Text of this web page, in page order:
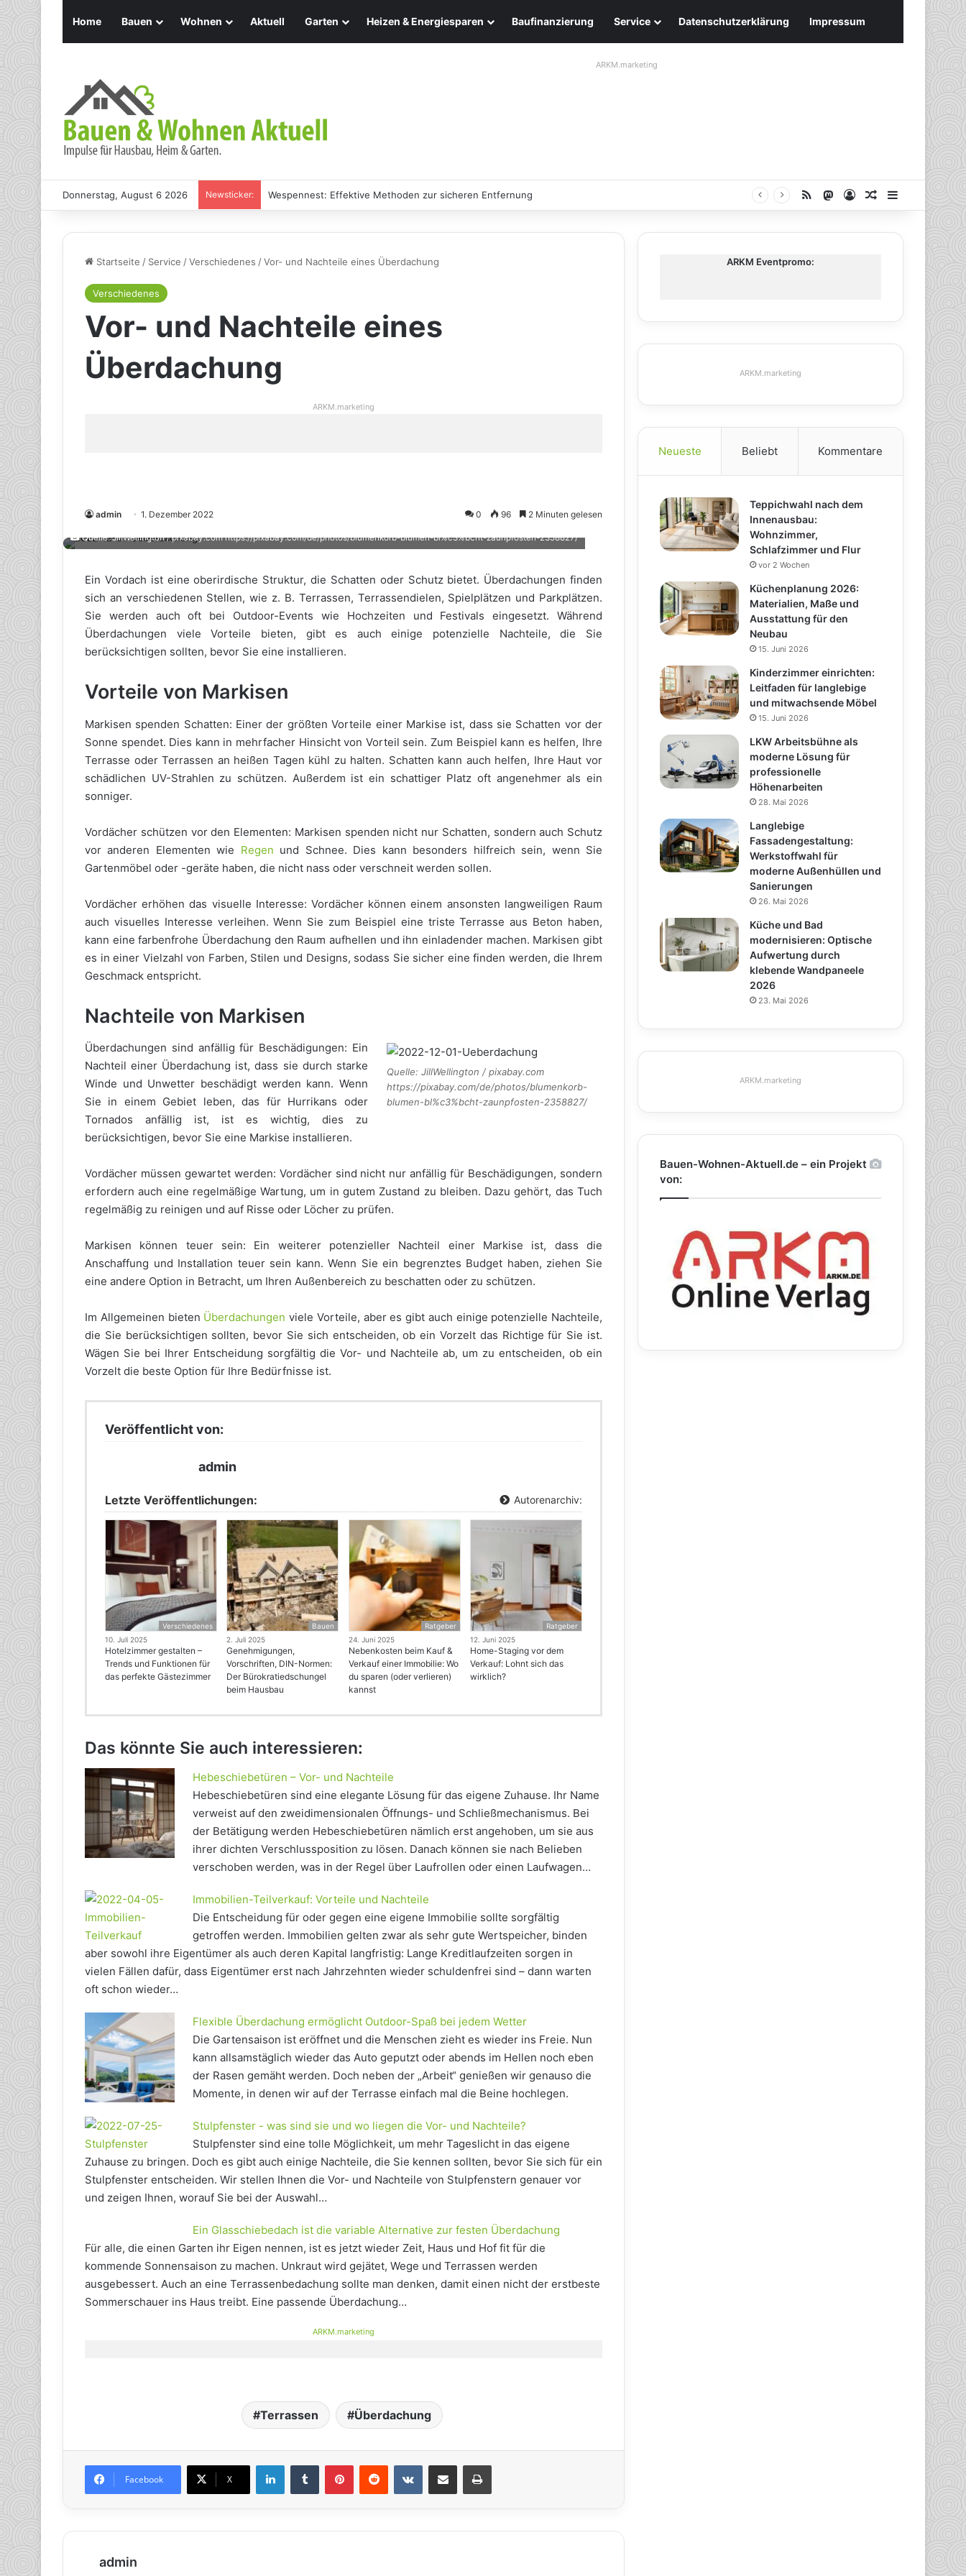
Home Bauen Wohnen Aktuell Garten Heizen & Energiesparen Baufinanzierung Service Datenschutzerklärung Impressum
ARKM.marketing
Donnerstag, August 6 2026 Newsticker: Wespennest: Effektive Methoden zur sicheren Entfernung RSS Mastodon
AnmeldenZufälliger
Startseite / Service /Verschiedenes /Vor- und Nachteile eines Überdachung
Verschiedenes
Vor- und Nachteile eines
Überdachung
ARKM.marketing
admin 1. Dezember 2022 0 96 2 Minuten gelesen
Quelle: JillWellington / pixabay.com https://pixabay.com/de/photos/blumenkorb-blumen-bl%c3%bcht-zaunpfosten-2358827/
Ein Vordach ist eine oberirdische Struktur, die Schatten oder Schutz bietet. Überdachungen finden
sich an verschiedenen Stellen, wie z. B. Terrassen, Terrassendielen, Spielplätzen und Parkplätzen.
Sie werden auch oft bei Outdoor-Events wie Hochzeiten und Festivals eingesetzt. Während
Überdachungen viele Vorteile bieten, gibt es auch einige potenzielle Nachteile, die Sie
berücksichtigen sollten, bevor Sie eine installieren.
Vorteile von Markisen
Markisen spenden Schatten: Einer der größten Vorteile einer Markise ist, dass sie Schatten vor der
Sonne spendet. Dies kann in mehrfacher Hinsicht von Vorteil sein. Zum Beispiel kann es helfen, Ihre
Terrasse oder Terrassen an heißen Tagen kühl zu halten. Schatten kann auch helfen, Ihre Haut vor
schädlichen UV-Strahlen zu schützen. Außerdem ist ein schattiger Platz oft angenehmer als ein
sonniger.
Vordächer schützen vor den Elementen: Markisen spenden nicht nur Schatten, sondern auch Schutz
vor anderen Elementen wie Regen und Schnee. Dies kann besonders hilfreich sein, wenn Sie
Gartenmöbel oder -geräte haben, die nicht nass oder verschneit werden sollen.
Vordächer erhöhen das visuelle Interesse: Vordächer können einem ansonsten langweiligen Raum
auch visuelles Interesse verleihen. Wenn Sie zum Beispiel eine triste Terrasse aus Beton haben,
kann eine farbenfrohe Überdachung den Raum aufhellen und ihn einladender machen. Markisen gibt
es in einer Vielzahl von Farben, Stilen und Designs, sodass Sie sicher eine finden werden, die Ihrem
Geschmack entspricht.
Nachteile von Markisen
Quelle: JillWellington / pixabay.com
https://pixabay.com/de/photos/blumenkorb-
blumen-bl%c3%bcht-zaunpfosten-2358827/
Überdachungen sind anfällig für Beschädigungen: Ein
Nachteil einer Überdachung ist, dass sie durch starke
Winde und Unwetter beschädigt werden kann. Wenn
Sie in einem Gebiet leben, das für Hurrikans oder
Tornados anfällig ist, ist es wichtig, dies zu
berücksichtigen, bevor Sie eine Markise installieren.
Vordächer müssen gewartet werden: Vordächer sind nicht nur anfällig für Beschädigungen, sondern
erfordern auch eine regelmäßige Wartung, um in gutem Zustand zu bleiben. Dazu gehört, das Tuch
regelmäßig zu reinigen und auf Risse oder Löcher zu prüfen.
Markisen können teuer sein: Ein weiterer potenzieller Nachteil einer Markise ist, dass die
Anschaffung und Installation teuer sein kann. Wenn Sie ein begrenztes Budget haben, ziehen Sie
eine andere Option in Betracht, um Ihren Außenbereich zu beschatten oder zu schützen.
Im Allgemeinen bieten Überdachungen viele Vorteile, aber es gibt auch einige potenzielle Nachteile,
die Sie berücksichtigen sollten, bevor Sie sich entscheiden, ob ein Vorzelt das Richtige für Sie ist.
Wägen Sie bei Ihrer Entscheidung sorgfältig die Vor- und Nachteile ab, um zu entscheiden, ob ein
Vorzelt die beste Option für Ihre Bedürfnisse ist.
Veröffentlicht von:
admin
Letzte Veröffentlichungen: Autorenarchiv:
Verschiedenes
10. Juli 2025
Hotelzimmer gestalten –
Trends und Funktionen für
das perfekte Gästezimmer
Bauen
2. Juli 2025
Genehmigungen,
Vorschriften, DIN-Normen:
Der Bürokratiedschungel
beim Hausbau
Ratgeber
24. Juni 2025
Nebenkosten beim Kauf &
Verkauf einer Immobilie: Wo
du sparen (oder verlieren)
kannst
Ratgeber
12. Juni 2025
Home-Staging vor dem
Verkauf: Lohnt sich das
wirklich?
Das könnte Sie auch interessieren:
Hebeschiebetüren – Vor- und Nachteile
Hebeschiebetüren sind eine elegante Lösung für das eigene Zuhause. Ihr Name
verweist auf den zweidimensionalen Öffnungs- und Schließmechanismus. Bei
der Betätigung werden Hebeschiebetüren nämlich erst angehoben, um sie aus
ihrer dichten Verschlussposition zu lösen. Danach können sie nach Belieben
verschoben werden, was in der Regel über Laufrollen oder einen Laufwagen…
Immobilien-Teilverkauf: Vorteile und Nachteile
Die Entscheidung für oder gegen eine eigene Immobilie sollte sorgfältig
getroffen werden. Immobilien gelten zwar als sehr gute Wertspeicher, binden
aber sowohl ihre Eigentümer als auch deren Kapital langfristig: Lange Kreditlaufzeiten sorgen in
vielen Fällen dafür, dass Eigentümer erst nach Jahrzehnten wieder schuldenfrei sind – dann warten
oft schon wieder…
Flexible Überdachung ermöglicht Outdoor-Spaß bei jedem Wetter
Die Gartensaison ist eröffnet und die Menschen zieht es wieder ins Freie. Nun
kann allsamstäglich wieder das Auto geputzt oder abends im Hellen noch eben
der Rasen gemäht werden. Doch neben der „Arbeit“ genießen wir genauso die
Momente, in denen wir auf der Terrasse einfach mal die Beine hochlegen.
Stulpfenster - was sind sie und wo liegen die Vor- und Nachteile?
Stulpfenster sind eine tolle Möglichkeit, um mehr Tageslicht in das eigene
Zuhause zu bringen. Doch es gibt auch einige Nachteile, die Sie kennen sollten, bevor Sie sich für ein
Stulpfenster entscheiden. Wir stellen Ihnen die Vor- und Nachteile von Stulpfenstern genauer vor
und zeigen Ihnen, worauf Sie bei der Auswahl…
Ein Glasschiebedach ist die variable Alternative zur festen Überdachung
Für alle, die einen Garten ihr Eigen nennen, ist es jetzt wieder Zeit, Haus und Hof fit für die
kommende Sonnensaison zu machen. Unkraut wird gejätet, Wege und Terrassen werden
ausgebessert. Auch an eine Terrassenbedachung sollte man denken, damit einen nicht der erstbeste
Sommerschauer ins Haus treibt. Eine passende Überdachung…
ARKM.marketing
Terrassen Überdachung
Facebook X
admin
ARKM Eventpromo:
ARKM.marketing
Neueste Beliebt Kommentare
Teppichwahl nach dem
Innenausbau:
Wohnzimmer,
Schlafzimmer und Flur
vor 2 Wochen
Küchenplanung 2026:
Materialien, Maße und
Ausstattung für den
Neubau
15. Juni 2026
Kinderzimmer einrichten:
Leitfaden für langlebige
und mitwachsende Möbel
15. Juni 2026
LKW Arbeitsbühne als
moderne Lösung für
professionelle
Höhenarbeiten
28. Mai 2026
Langlebige
Fassadengestaltung:
Werkstoffwahl für
moderne Außenhüllen und
Sanierungen
26. Mai 2026
Küche und Bad
modernisieren: Optische
Aufwertung durch
klebende Wandpaneele
2026
23. Mai 2026
ARKM.marketing
Bauen-Wohnen-Aktuell.de – ein Projekt
von: